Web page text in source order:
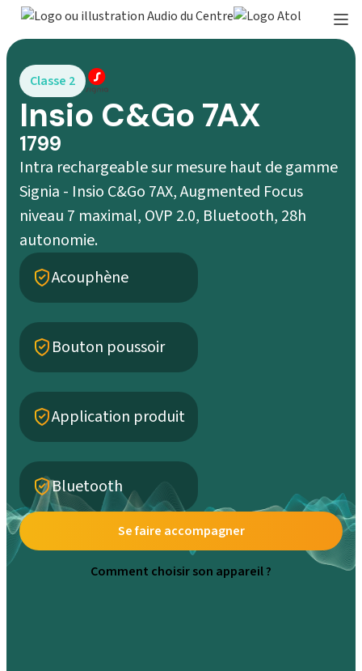
Classe 2
Insio C&Go 7AX
1799
Intra rechargeable sur mesure haut de gamme
Signia - Insio C&Go 7AX, Augmented Focus
niveau 7 maximal, OVP 2.0, Bluetooth, 28h
autonomie.
Acouphène
Bouton poussoir
Application produit
Bluetooth
Se faire accompagner
Comment choisir son appareil ?